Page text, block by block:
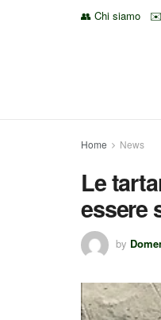
👥 Chi siamo ✉️
Home News
Le
essere
by